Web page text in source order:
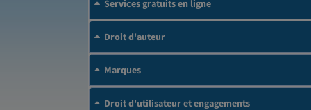
Services gratuits en ligne
Droit d'auteur
Marques
Droit d'utilisateur et engagements